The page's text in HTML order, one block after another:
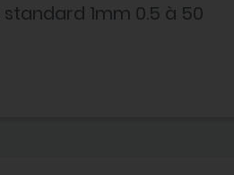
standard 1mm 0.5 à 50